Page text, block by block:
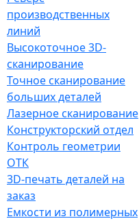
производственных
линий
Высокоточное 3D-
сканирование
Точное сканирование
больших деталей
Лазерное сканирование
Конструкторский отдел
Контроль геометрии
ОТК
3D-печать деталей на
заказ
Емкости из полимерных